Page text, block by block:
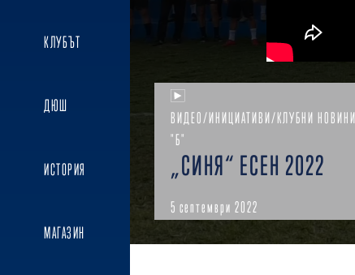
КЛУБЪТ
ДЮШ
ИСТОРИЯ
МАГАЗИН
ВИДЕО/ИНИЦИАТИВИ/КЛУБНИ
"Б"
„СИНЯ“ ЕСЕН 2022
5 септември 2022